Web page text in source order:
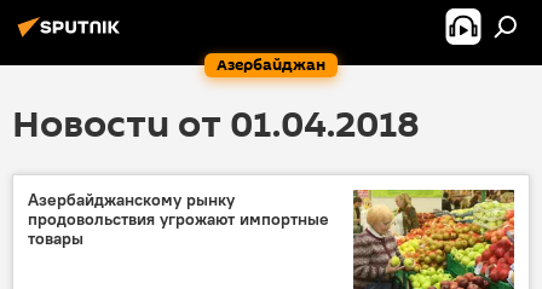
Азербайджан
Новости от 01.04.2018
Азербайджанскому рынку
продовольствия угрожают импортные
товары